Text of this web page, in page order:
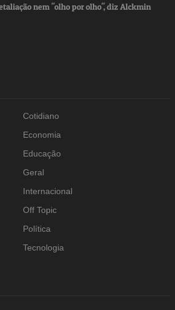
nem "olho por olho", diz Alckmin
Cotidiano
Economia
Educação
Geral
Internacional
Off Topic
Política
Tecnologia